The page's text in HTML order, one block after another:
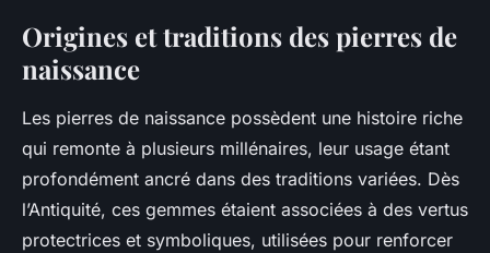
Origines et traditions des pierres de
naissance
Les pierres de naissance possèdent une histoire riche
qui remonte à plusieurs millénaires, leur usage étant
profondément ancré dans des traditions variées. Dès
l’Antiquité, ces gemmes étaient associées à des vertus
protectrices et symboliques, utilisées pour renforcer